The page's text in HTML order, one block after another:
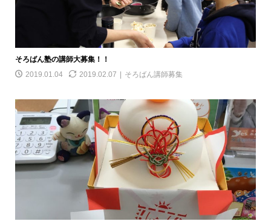
そろばん塾の講師大募集！！
2019.01.04
2019.02.07 そろばん講師募集